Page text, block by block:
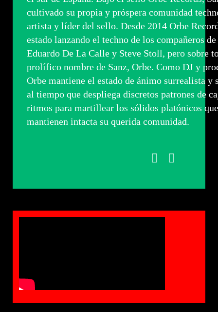
cultivado su propia y próspera comunidad
artista y líder del sello. Desde 2014 Orbe
estado lanzando el techno de los compañeros de
Eduardo De La Calle y Steve Stoll, pero sobre
prolífico nombre de Sanz, Orbe. Como DJ y
Orbe mantiene el estado de ánimo surrealista y
al tiempo que despliega discretos patrones de
ritmos para martillear los sólidos platónicos
mantienen intacta su querida comunidad.